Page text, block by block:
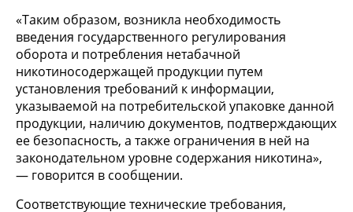
«Таким образом, возникла необходимость
введения государственного регулирования
оборота и потребления нетабачной
никотиносодержащей продукции путем
установления требований к информации,
указываемой на потребительской упаковке данной
продукции, наличию документов, подтверждающих
ее безопасность, а также ограничения в ней на
законодательном уровне содержания никотина»,
— говорится в сообщении.
Соответствующие технические требования,